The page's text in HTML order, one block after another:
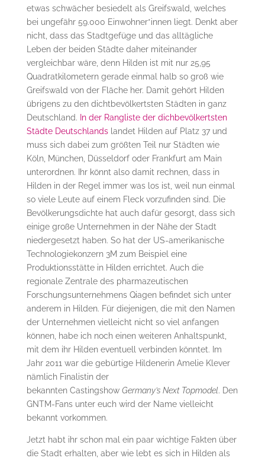
etwas schwächer besiedelt als Greifswald, welches
bei ungefähr 59.000 Einwohner*innen liegt. Denkt aber
nicht, dass das Stadtgefüge und das alltägliche
Leben der beiden Städte daher miteinander
vergleichbar wäre, denn Hilden ist mit nur 25,95
Quadratkilometern gerade einmal halb so groß wie
Greifswald von der Fläche her. Damit gehört Hilden
übrigens zu den dichtbevölkertsten Städten in ganz
Deutschland. In der Rangliste der dichbevölkertsten
Städte Deutschlandslandet Hilden auf Platz 37 und
muss sich dabei zum größten Teil nur Städten wie
Köln, München, Düsseldorf oder Frankfurt am Main
unterordnen. Ihr könnt also damit rechnen, dass in
Hilden in der Regel immer was los ist, weil nun einmal
so viele Leute auf einem Fleck vorzufinden sind. Die
Bevölkerungsdichte hat auch dafür gesorgt, dass sich
einige große Unternehmen in der Nähe der Stadt
niedergesetzt haben. So hat der US-amerikanische
Technologiekonzern 3M zum Beispiel eine
Produktionsstätte in Hilden errichtet. Auch die
regionale Zentrale des pharmazeutischen
Forschungsunternehmens Qiagen befindet sich unter
anderem in Hilden. Für diejenigen, die mit den Namen
der Unternehmen vielleicht nicht so viel anfangen
können, habe ich noch einen weiteren Anhaltspunkt,
mit dem ihr Hilden eventuell verbinden könntet. Im
Jahr 2011 war die gebürtige Hildenerin Amelie Klever
nämlich Finalistin der
bekannten Castingshow Germany’s Next Topmodel. Den
GNTM-Fans unter euch wird der Name vielleicht
bekannt vorkommen.
Jetzt habt ihr schon mal ein paar wichtige Fakten über
die Stadt erhalten, aber wie lebt es sich in Hilden als